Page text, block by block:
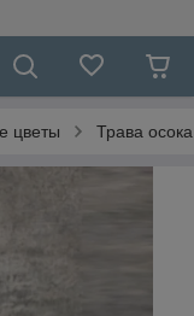
цветы Трава